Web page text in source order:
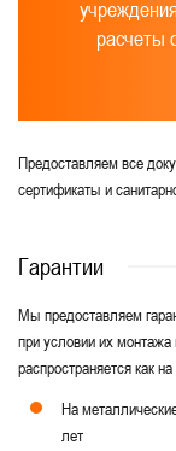
расчеты
Предоставляем все
сертификаты и
Гарантии
Мы предоставляем
при условии их
распространяется как
На
лет